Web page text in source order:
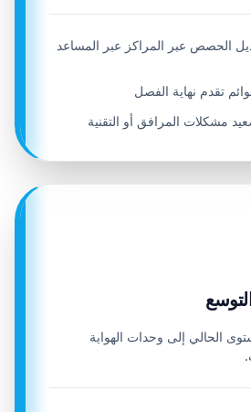
الحصص عبر المراكز عبر المساعد
تقدم نهاية الفصل
مشكلات المرافق أو التقنية
الحالي إلى وحدات الهواية